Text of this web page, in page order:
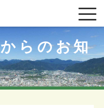
らのお知